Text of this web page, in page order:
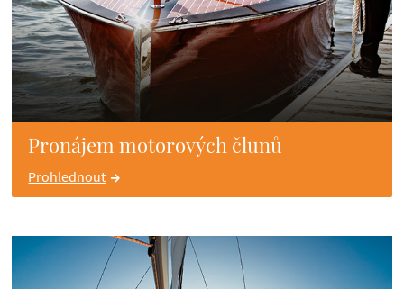
Pronájem motorových člunů
Prohlednout